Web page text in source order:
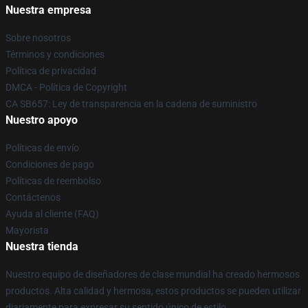
Nuestra empresa
Sobre nosotros
Términos y condiciones
Política de privacidad
DMCA - Política de Copyright
CA SB657: Ley de transparencia en la cadena de suministro
Nuestro apoyo
Políticas de envío
Condiciones de pago
Políticas de reembolso
Contáctenos
Ayuda al cliente (FAQ)
Mayorista
Nuestra tienda
Nuestro equipo de diseñadores de clase mundial ha creado hermosos
productos. Alta calidad y hermosa, estos productos se pueden utilizar